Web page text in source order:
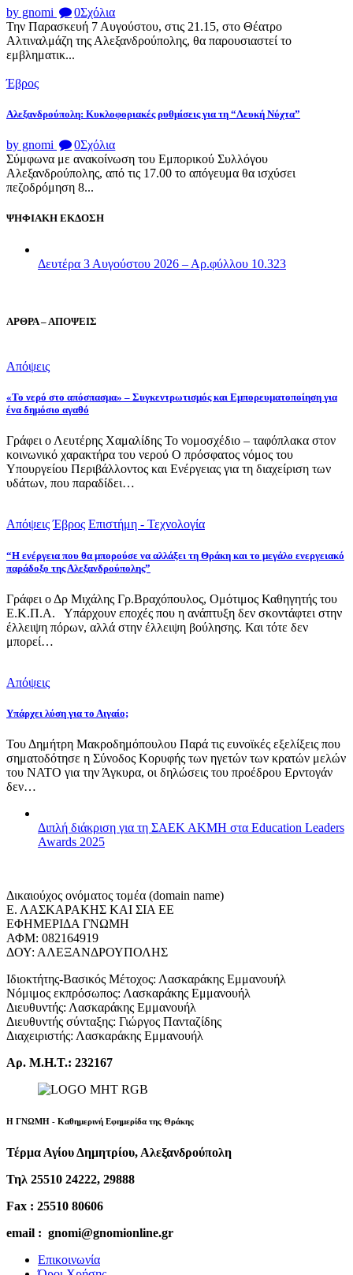
by gnomi 0Σχόλια
Την Παρασκευή 7 Αυγούστου, στις 21.15, στο Θέατρο
Αλτιναλμάζη της Αλεξανδρούπολης, θα παρουσιαστεί το
εμβληματικ...
Έβρος
Αλεξανδρούπολη: Κυκλοφοριακές ρυθμίσεις για τη “Λευκή Νύχτα”
by gnomi 0Σχόλια
Σύμφωνα με ανακοίνωση του Εμπορικού Συλλόγου
Αλεξανδρούπολης, από τις 17.00 το απόγευμα θα ισχύσει
πεζοδρόμηση 8...
ΨΗΦΙΑΚΗ ΕΚΔΟΣΗ
Δευτέρα 3 Αυγούστου 2026 – Αρ.φύλλου 10.323
ΑΡΘΡΑ – ΑΠΟΨΕΙΣ
Απόψεις
«Το νερό στο απόσπασμα» – Συγκεντρωτισμός και Εμπορευματοποίηση για
ένα δημόσιο αγαθό
Γράφει ο Λευτέρης Χαμαλίδης Το νομοσχέδιο – ταφόπλακα στον
κοινωνικό χαρακτήρα του νερού Ο πρόσφατος νόμος του
Υπουργείου Περιβάλλοντος και Ενέργειας για τη διαχείριση των
υδάτων, που παραδίδει…
Απόψεις Έβρος Επιστήμη - Τεχνολογία
“Η ενέργεια που θα μπορούσε να αλλάξει τη Θράκη και το μεγάλο ενεργειακό
παράδοξο της Αλεξανδρούπολης”
Γράφει ο Δρ Μιχάλης Γρ.Βραχόπουλος, Ομότιμος Καθηγητής του
Ε.Κ.Π.Α. Υπάρχουν εποχές που η ανάπτυξη δεν σκοντάφτει στην
έλλειψη πόρων, αλλά στην έλλειψη βούλησης. Και τότε δεν
μπορεί…
Απόψεις
Υπάρχει λύση για το Αιγαίο;
Του Δημήτρη Μακροδημόπουλου Παρά τις ευνοϊκές εξελίξεις που
σηματοδότησε η Σύνοδος Κορυφής των ηγετών των κρατών μελών
του ΝΑΤΟ για την Άγκυρα, οι δηλώσεις του προέδρου Ερντογάν
δεν…
Διπλή διάκριση για τη ΣΑΕΚ ΑΚΜΗ στα Education Leaders
Awards 2025
Δικαιούχος ονόματος τομέα (domain name)
Ε. ΛΑΣΚΑΡΑΚΗΣ ΚΑΙ ΣΙΑ ΕΕ
ΕΦΗΜΕΡΙΔΑ ΓΝΩΜΗ
ΑΦΜ: 082164919
ΔΟΥ: ΑΛΕΞΑΝΔΡΟΥΠΟΛΗΣ
Ιδιοκτήτης-Βασικός Μέτοχος: Λασκαράκης Εμμανουήλ
Νόμιμος εκπρόσωπος: Λασκαράκης Εμμανουήλ
Διευθυντής: Λασκαράκης Εμμανουήλ
Διευθυντής σύνταξης: Γιώργος Πανταζίδης
Διαχειριστής: Λασκαράκης Εμμανουήλ
Αρ. Μ.Η.Τ.: 232167
Η ΓΝΩΜΗ - Καθημερινή Εφημερίδα της Θράκης
Τέρμα Αγίου Δημητρίου, Αλεξανδρούπολη
Τηλ 25510 24222, 29888
Fax : 25510 80606
email : gnomi@gnomionline.gr
Επικοινωνία